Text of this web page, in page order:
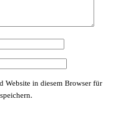
Website in diesem Browser für